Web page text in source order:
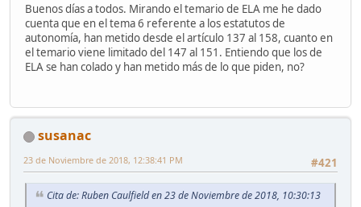
Buenos días a todos. Mirando el temario de ELA me he dado
cuenta que en el tema 6 referente a los estatutos de
autonomía, han metido desde el artículo 137 al 158, cuanto en
el temario viene limitado del 147 al 151. Entiendo que los de
ELA se han colado y han metido más de lo que piden, no?
susanac
#421
23 de Noviembre de 2018, 12:38:41 PM
Cita de: Ruben Caulfield en 23 de Noviembre de 2018, 10:30:13